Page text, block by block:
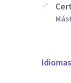
Idiomas